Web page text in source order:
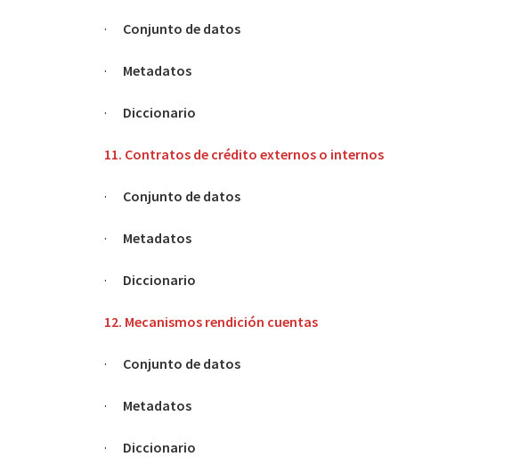
· Conjunto de datos
· Metadatos
· Diccionario
11. Contratos de crédito externos o internos
· Conjunto de datos
· Metadatos
· Diccionario
12. Mecanismos rendición cuentas
· Conjunto de datos
· Metadatos
· Diccionario